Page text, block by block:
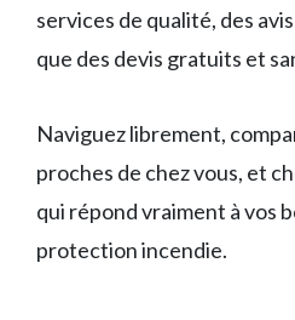
services de qualité, des
que des devis gratuits et
Naviguez librement,
proches de chez vous, et
qui répond vraiment à vos
protection incendie.